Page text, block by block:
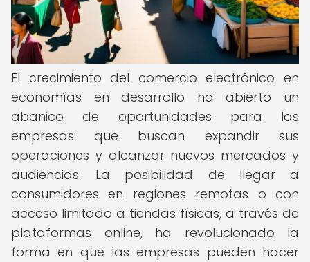
El crecimiento del comercio electrónico en
economías en desarrollo ha abierto un
abanico de oportunidades para las
empresas que buscan expandir sus
operaciones y alcanzar nuevos mercados y
audiencias. La posibilidad de llegar a
consumidores en regiones remotas o con
acceso limitado a tiendas físicas, a través de
plataformas online, ha revolucionado la
forma en que las empresas pueden hacer